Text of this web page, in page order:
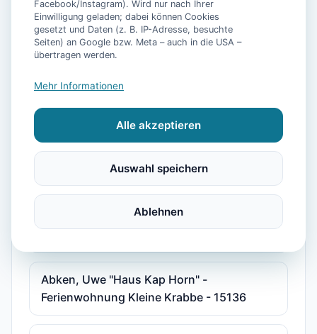
"Haus am Park" Joni und Claudia Sudradjat
- Ferienwohnung 2 - 15587
"Haus Göken" Emken - Ferienwohnung 2 -
15178
"Kolks Huus, Seglerweg" - Ferienwohnung
"Störmhuus" Rodenbäck, Silke - Wohnung
Abken, Uwe "Haus Kap Horn" -
Ferienwohnung Kleine Krabbe - 15136
Facebook/Instagram). Wird nur nach Ihrer
Einwilligung geladen; dabei können Cookies
gesetzt und Daten (z. B. IP-Adresse, besuchte
Seiten) an Google bzw. Meta – auch in die USA –
übertragen werden.
Mehr Informationen
Alle akzeptieren
Auswahl speichern
Ablehnen